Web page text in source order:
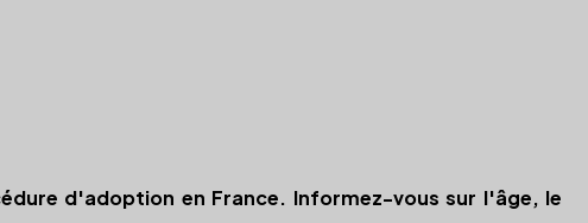
d'adoption en France. Informez-vous sur l'âge, le